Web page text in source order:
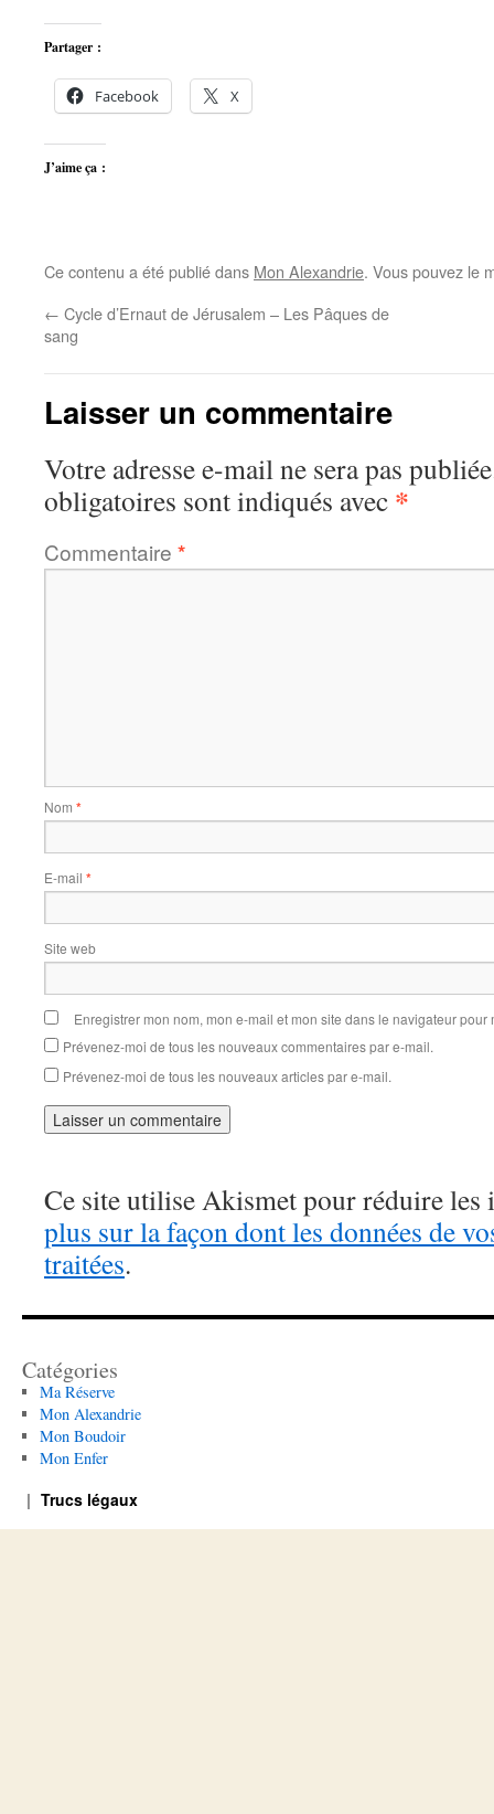
Partager :
Facebook X
J’aime ça :
Ce contenu a été publié dans Mon Alexandrie. Vous pouvez le
← Cycle d’Ernaut de Jérusalem – Les Pâques de
sang
Laisser un commentaire
Votre adresse e-mail ne sera pas
obligatoires sont indiqués avec *
Commentaire *
Nom *
E-mail *
Site web
Enregistrer mon nom, mon e-mail et mon site dans le navigateur
Prévenez-moi de tous les nouveaux commentaires par e-mail.
Prévenez-moi de tous les nouveaux articles par e-mail.
Ce site utilise Akismet pour réduire les
plus sur la façon dont les données de
traitées.
Catégories
Ma Réserve
Mon Alexandrie
Mon Boudoir
Mon Enfer
Trucs légaux